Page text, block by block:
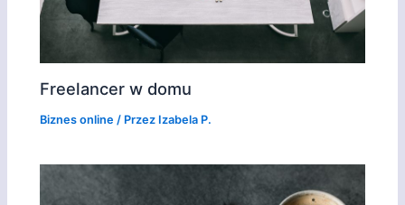
Freelancer w domu
Biznes online / Przez Izabela P.